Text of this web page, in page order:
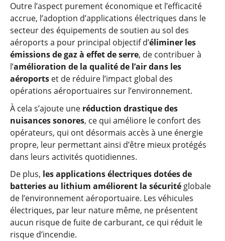
Outre l’aspect purement économique et l’efficacité
accrue, l’adoption d’applications électriques dans le
secteur des équipements de soutien au sol des
aéroports a pour principal objectif d’éliminer les
émissions de gaz à effet de serre, de contribuer à
l’amélioration de la qualité de l’air dans les
aéroports et de réduire l’impact global des
opérations aéroportuaires sur l’environnement.
À cela s’ajoute une réduction drastique des
nuisances sonores, ce qui améliore le confort des
opérateurs, qui ont désormais accès à une énergie
propre, leur permettant ainsi d’être mieux protégés
dans leurs activités quotidiennes.
De plus, les applications électriques dotées de
batteries au lithium améliorent la sécurité globale
de l’environnement aéroportuaire. Les véhicules
électriques, par leur nature même, ne présentent
aucun risque de fuite de carburant, ce qui réduit le
risque d’incendie.